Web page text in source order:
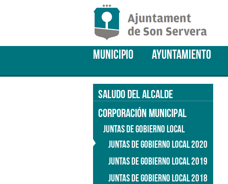
MUNICIPIO AYUNTAMIENTO
SALUDO DEL ALCALDE
CORPORACIÓN MUNICIPAL
JUNTAS DE GOBIERNO LOCAL
JUNTAS DE GOBIERNO LOCAL 2020
JUNTAS DE GOBIERNO LOCAL 2019
JUNTAS DE GOBIERNO LOCAL 2018